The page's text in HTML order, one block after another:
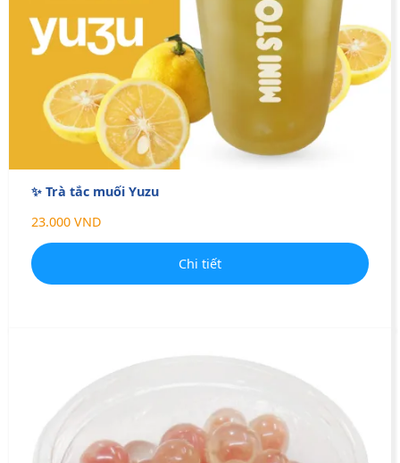
✨ Trà tắc muối Yuzu
23.000 VND
Chi tiết